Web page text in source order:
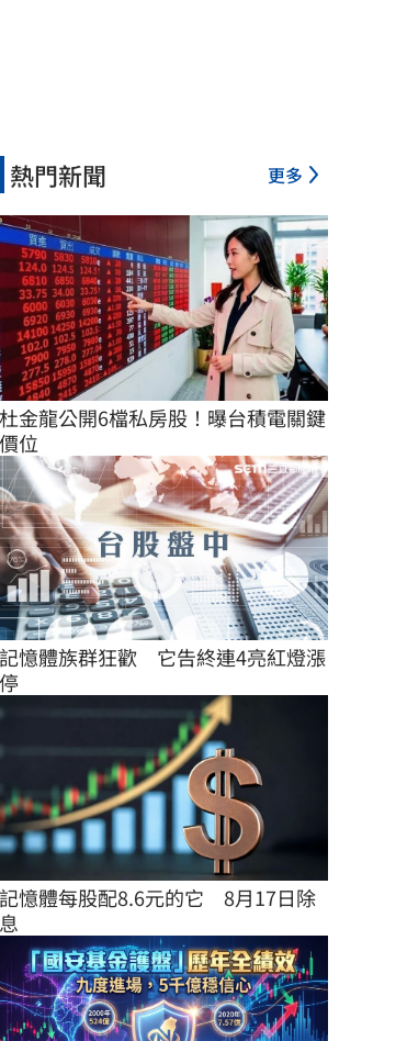
熱門新聞 更多
杜金龍公開6檔私房股！曝台積電關鍵
價位
記憶體族群狂歡　它告終連4亮紅燈漲
停
記憶體每股配8.6元的它　8月17日除
息